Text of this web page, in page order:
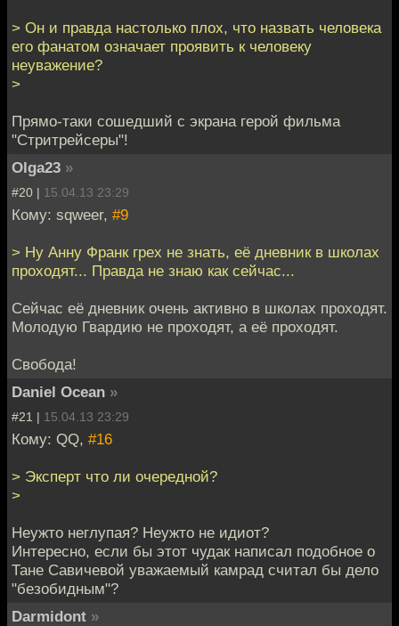
> Он и правда настолько плох, что назвать человека
его фанатом означает проявить к человеку
неуважение?
>
Прямо-таки сошедший с экрана герой фильма
"Стритрейсеры"!
Olga23 »
#20 | 15.04.13 23:29
Кому: sqweer, #9
> Ну Анну Франк грех не знать, её дневник в школах
проходят... Правда не знаю как сейчас...
Сейчас её дневник очень активно в школах проходят.
Молодую Гвардию не проходят, а её проходят.
Свобода!
Daniel Ocean »
#21 | 15.04.13 23:29
Кому: QQ, #16
> Эксперт что ли очередной?
>
Неужто неглупая? Неужто не идиот?
Интересно, если бы этот чудак написал подобное о
Тане Савичевой уважаемый камрад считал бы дело
"безобидным"?
Darmidont »